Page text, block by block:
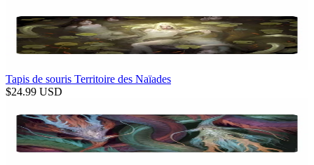
Tapis de souris Territoire des Naïades
$24.99 USD